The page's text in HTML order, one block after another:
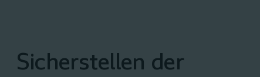
Sicherstellen der